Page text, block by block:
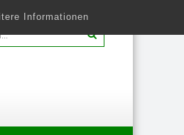
Informationen